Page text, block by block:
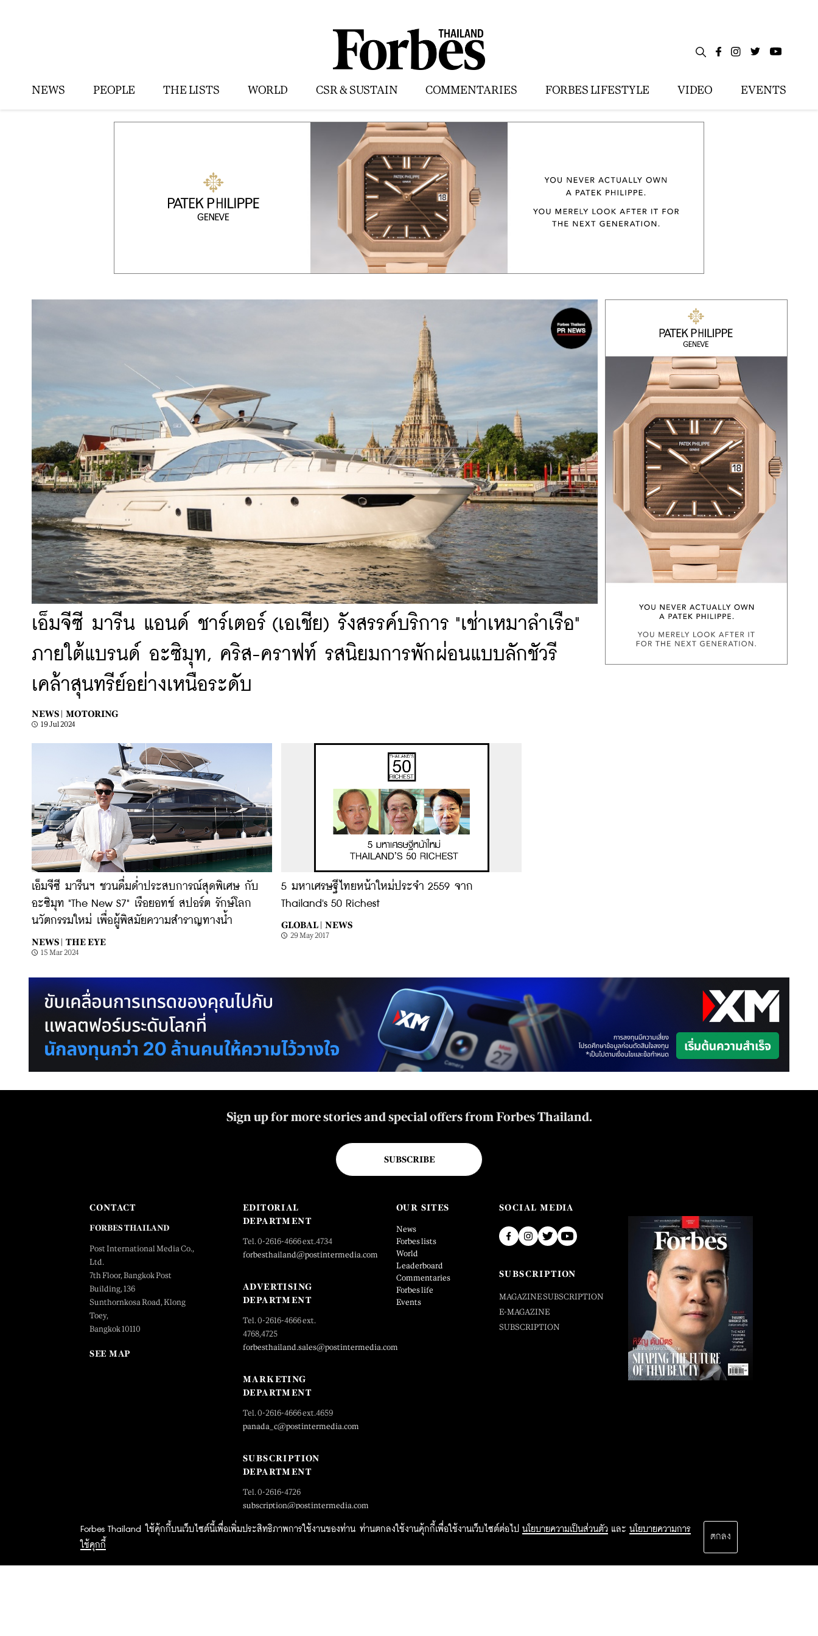
NEWS PEOPLE THE LISTS WORLD CSR & SUSTAIN COMMENTARIES FORBES LIFESTYLE VIDEO EVENTS
เอ็มจีซี มารีน แอนด์ ชาร์เตอร์ (เอเชีย) รังสรรค์บริการ "เช่าเหมาลำเรือ"
ภายใต้แบรนด์ อะซิมุท, คริส-คราฟท์ รสนิยมการพักผ่อนแบบลักชัวรี
เคล้าสุนทรีย์อย่างเหนือระดับ
NEWS | MOTORING
19 Jul 2024
เอ็มจีซี มารีนฯ ชวนดื่มด่ำประสบการณ์สุดพิเศษ กับ
อะซิมุท "The New S7" เรือยอทช์ สปอร์ต รักษ์โลก
นวัตกรรมใหม่ เพื่อผู้พิสมัยความสำราญทางน้ำ
NEWS | THE EYE
15 Mar 2024
5 มหาเศรษฐีไทยหน้าใหม่ประจำ 2559 จาก
Thailand's 50 Richest
GLOBAL | NEWS
29 May 2017
Forbes Thailand ใช้คุ้กกี้บนเว็บไซต์นี้เพื่อเพิ่มประสิทธิภาพการใช้งานของท่าน ท่านตกลงใช้งานคุ้กกี้เพื่อใช้งานเว็บไซต์ต่อไป นโยบายความเป็นส่วนตัว และ นโยบายความการ
ใช้คุกกี้
ตกลง
Sign up for more stories and special offers from Forbes Thailand.
SUBSCRIBE
CONTACT
FORBES THAILAND
Post International Media Co.,
Ltd.
7th Floor, Bangkok Post
Building, 136
Sunthornkosa Road, Klong
Toey,
Bangkok 10110
SEE MAP
EDITORIAL
DEPARTMENT
Tel. 0-2616-4666 ext.4734
forbesthailand@postintermedia.com
ADVERTISING
DEPARTMENT
Tel. 0-2616-4666 ext.
4768,4725
forbesthailand.sales@postintermedia.com
MARKETING
DEPARTMENT
Tel. 0-2616-4666 ext.4659
panada_c@postintermedia.com
SUBSCRIPTION
DEPARTMENT
Tel. 0-2616-4726
subscription@postintermedia.com
OUR SITES
News
Forbes lists
World
Leaderboard
Commentaries
Forbes life
Events
SOCIAL MEDIA
SUBSCRIPTION
MAGAZINE SUBSCRIPTION
E-MAGAZINE
SUBSCRIPTION